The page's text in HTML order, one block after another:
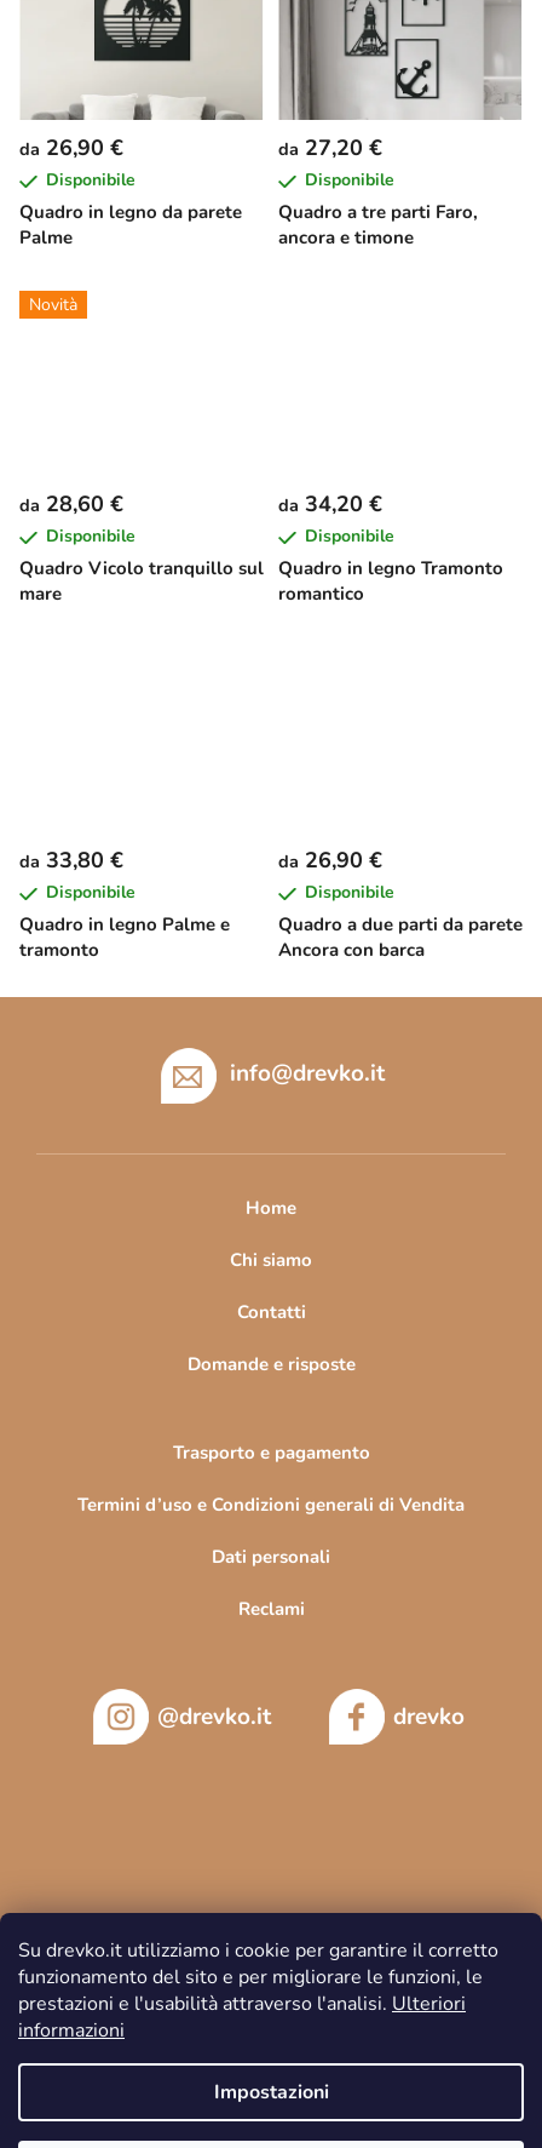
Su drevko.it utilizziamo i cookie per garantire il corretto
funzionamento del sito e per migliorare le funzioni, le
prestazioni e l'usabilità attraverso l'analisi. Ulteriori
informazioni
Impostazioni
Quadro in legno da parete
Palme
da 26,90 €
Disponibile
Quadro a tre parti Faro,
ancora e timone
da 27,20 €
Disponibile
Novità
Quadro Vicolo tranquillo sul
mare
da 28,60 €
Disponibile
Quadro in legno Tramonto
romantico
da 34,20 €
Disponibile
Quadro in legno Palme e
tramonto
da 33,80 €
Disponibile
Quadro a due parti da parete
Ancora con barca
da 26,90 €
Disponibile
info@drevko.it
Home
Chi siamo
Contatti
Domande e risposte
Trasporto e pagamento
Termini d’uso e Condizioni generali di Vendita
Dati personali
Reclami
@drevko.it drevko